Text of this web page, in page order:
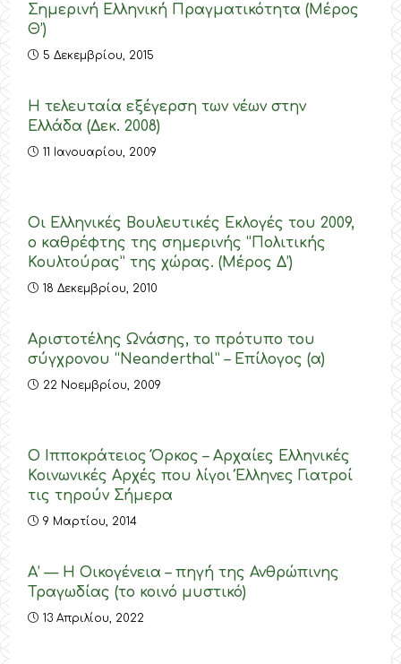
Σημερινή Ελληνική Πραγματικότητα (Μέρος
Θ’)
5 Δεκεμβρίου, 2015
Η τελευταία εξέγερση των νέων στην
Ελλάδα (Δεκ. 2008)
11 Ιανουαρίου, 2009
Οι Ελληνικές Βουλευτικές Εκλογές του 2009,
ο καθρέφτης της σημερινής “Πολιτικής
Κουλτούρας” της χώρας. (Μέρος Δ’)
18 Δεκεμβρίου, 2010
Αριστοτέλης Ωνάσης, το πρότυπο του
σύγχρονου “Neanderthal” – Επίλογος (α)
22 Νοεμβρίου, 2009
Ο Ιπποκράτειος Όρκος – Αρχαίες Ελληνικές
Κοινωνικές Αρχές που λίγοι Έλληνες Γιατροί
τις τηρούν Σήμερα
9 Μαρτίου, 2014
A’ — Η Οικογένεια – πηγή της Ανθρώπινης
Τραγωδίας (το κοινό μυστικό)
13 Απριλίου, 2022